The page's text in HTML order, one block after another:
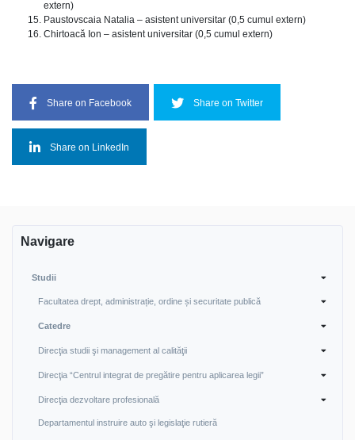
extern)
Paustovscaia Natalia – asistent universitar (0,5 cumul extern)
Chirtoacă Ion – asistent universitar (0,5 cumul extern)
Share on Facebook Share on Twitter
Share on LinkedIn
Navigare
Studii
Facultatea drept, administrație, ordine și securitate publică
Catedre
Direcţia studii şi management al calităţii
Direcţia “Centrul integrat de pregătire pentru aplicarea legii”
Direcţia dezvoltare profesională
Departamentul instruire auto şi legislaţie rutieră